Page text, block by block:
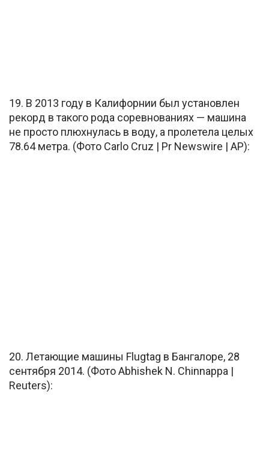
19. В 2013 году в Калифорнии был установлен
рекорд в такого рода соревнованиях — машина
не просто плюхнулась в воду, а пролетела целых
78.64 метра. (Фото Carlo Cruz | Pr Newswire | AP):
20. Летающие машины Flugtag в Бангалоре, 28
сентября 2014. (Фото Abhishek N. Chinnappa |
Reuters):